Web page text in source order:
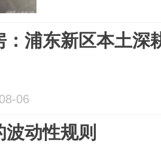
：浦东新区本土深
06
波动性规则